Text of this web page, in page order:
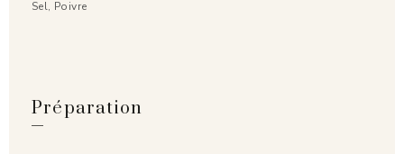
Sel, Poivre
Préparation